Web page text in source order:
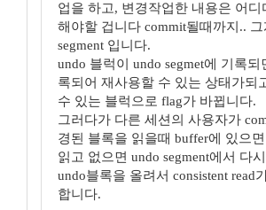
업을 하고, 변경작업한 내용은 어디
해야할 겁니다 commit될때까지.. 그
segment 입니다.
undo 블럭이 undo segmet에 기록되
록되어 재사용할 수 있는 상태가되
수 있는 블럭으로 flag가 바뀝니다.
그러다가 다른 세션의 사용자가
경된 블록을 읽을때 buffer에 있으
읽고 없으면 undo segment에서 다
undo블록을 올려서 consistent read
합니다.